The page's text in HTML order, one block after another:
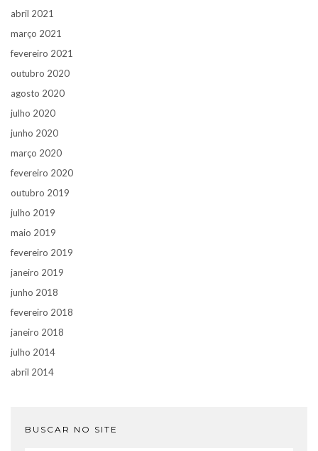
abril 2021
março 2021
fevereiro 2021
outubro 2020
agosto 2020
julho 2020
junho 2020
março 2020
fevereiro 2020
outubro 2019
julho 2019
maio 2019
fevereiro 2019
janeiro 2019
junho 2018
fevereiro 2018
janeiro 2018
julho 2014
abril 2014
BUSCAR NO SITE